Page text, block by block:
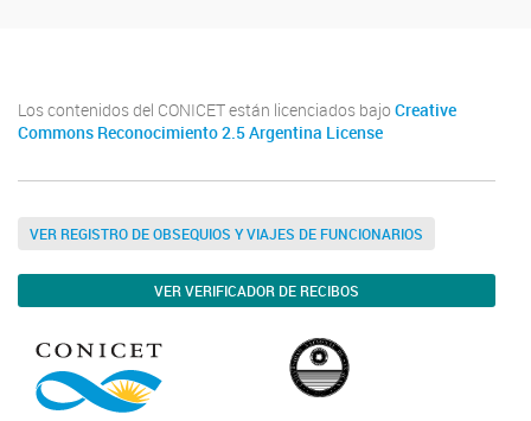
Los contenidos del CONICET están licenciados bajo Creative
Commons Reconocimiento 2.5 Argentina License
VER REGISTRO DE OBSEQUIOS Y VIAJES DE FUNCIONARIOS
VER VERIFICADOR DE RECIBOS